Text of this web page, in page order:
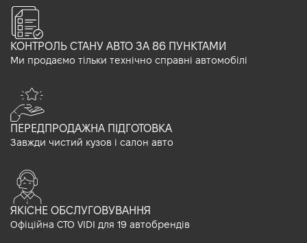
КОНТРОЛЬ СТАНУ АВТО ЗА 86 ПУНКТАМИ
Ми продаємо тільки технічно справні автомобілі
ПЕРЕДПРОДАЖНА ПІДГОТОВКА
Завжди чистий кузов і салон авто
ЯКІСНЕ ОБСЛУГОВУВАННЯ
Офіційна СТО VIDI для 19 автобрендів